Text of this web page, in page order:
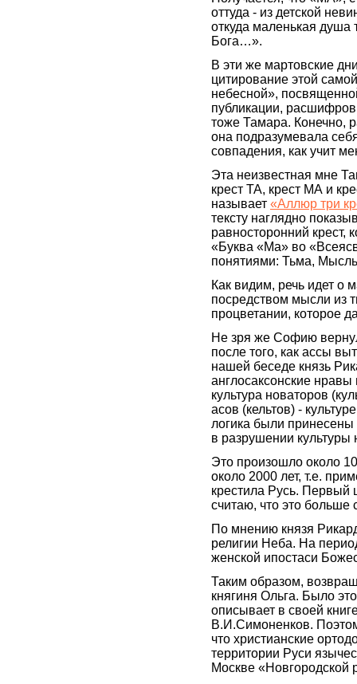
оттуда - из детской
откуда маленькая душа
Бога…».
В эти же мартовские
цитирование этой
небесной»,
публикации,
тоже Тамара. Конечно,
она подразумевала
совпадения, как учит
Эта неизвестная мне
крест ТА, крест МА и
называет «Аллюр три
тексту наглядно
равносторонний
«Буква «Ма» во
понятиями: Тьма,
Как видим, речь идет о
посредством мысли из
процветании, которое
Не зря же Софию
после того, как ассы
нашей беседе князь
англосаксонские нравы
культура новаторов
асов (кельтов) -
логика были
в разрушении культуры
Это произошло около
около 2000 лет, т.е.
крестила Русь. Первый
считаю, что это больше
По мнению князя
религии Неба. На
женской ипостаси
Таким образом,
княгиня Ольга. Было
описывает в своей
В.И.Симоненков.
что христианские
территории Руси
Москве «Новгородской